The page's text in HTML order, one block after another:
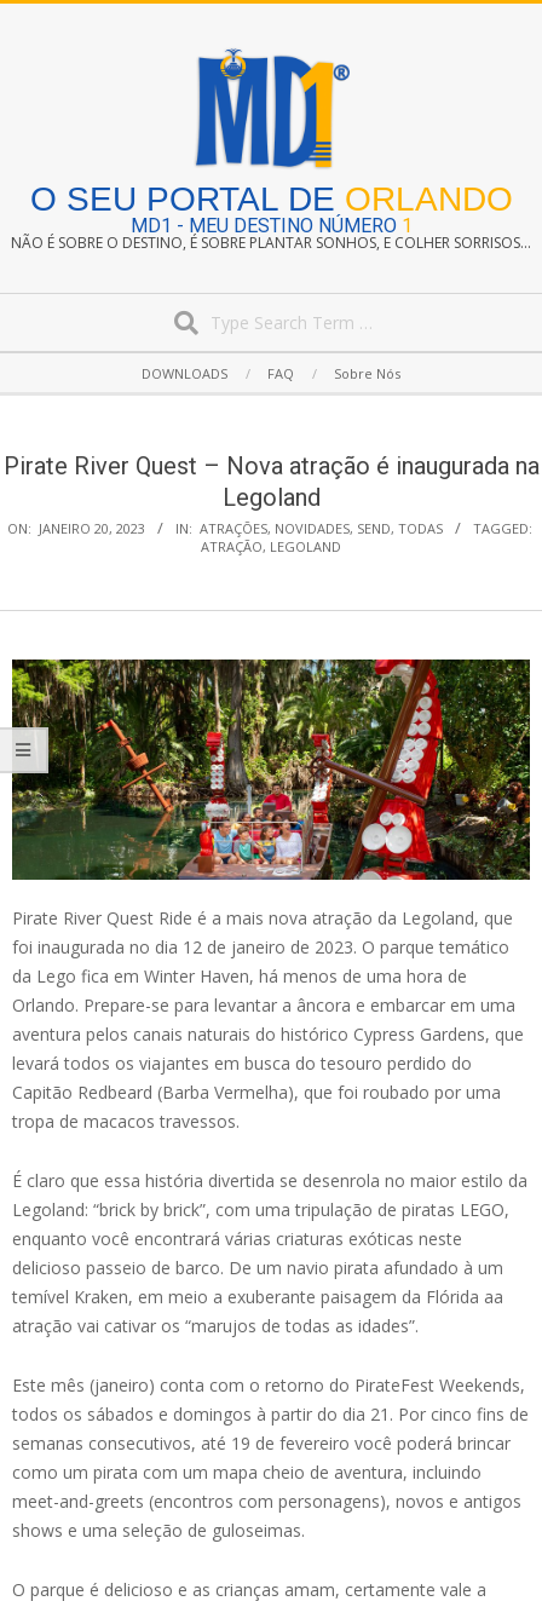
O SEU PORTAL DE ORLANDO
MD1 - MEU DESTINO NÚMERO 1
NÃO É SOBRE O DESTINO, É SOBRE PLANTAR SONHOS, E COLHER SORRISOS...
Navigation
DOWNLOADS FAQ Sobre Nós
Pirate River Quest – Nova atração é inaugurada na
Legoland
ON: JANEIRO 20, 2023 IN: ATRAÇÕES, NOVIDADES, SEND, TODAS
TAGGED:
ATRAÇÃO, LEGOLAND
Pirate River Quest Ride é a mais nova atração da Legoland, que
foi inaugurada no dia 12 de janeiro de 2023. O parque temático
da Lego fica em Winter Haven, há menos de uma hora de
Orlando. Prepare-se para levantar a âncora e embarcar em uma
aventura pelos canais naturais do histórico Cypress Gardens, que
levará todos os viajantes em busca do tesouro perdido do
Capitão Redbeard (Barba Vermelha), que foi roubado por uma
tropa de macacos travessos.
É claro que essa história divertida se desenrola no maior estilo da
Legoland: “brick by brick”, com uma tripulação de piratas LEGO,
enquanto você encontrará várias criaturas exóticas neste
delicioso passeio de barco. De um navio pirata afundado à um
temível Kraken, em meio a exuberante paisagem da Flórida aa
atração vai cativar os “marujos de todas as idades”.
Este mês (janeiro) conta com o retorno do PirateFest Weekends,
todos os sábados e domingos à partir do dia 21. Por cinco fins de
semanas consecutivos, até 19 de fevereiro você poderá brincar
como um pirata com um mapa cheio de aventura, incluindo
meet-and-greets (encontros com personagens), novos e antigos
shows e uma seleção de guloseimas.
O parque é delicioso e as crianças amam, certamente vale a